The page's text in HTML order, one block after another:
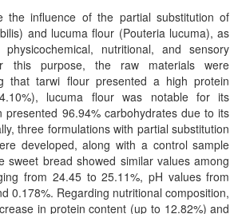
the influence of the partial substitution of
and lucuma flour (Pouteria lucuma), as
nutritional, and sensory
this purpose, the raw materials were
that tarwi flour presented a high protein
lucuma flour was notable for its
96.94% carbohydrates due to its
three formulations with partial substitution
developed, along with a control sample
sweet bread showed similar values among
from 24.45 to 25.11%, pH values from
0.178%. Regarding nutritional composition,
in protein content (up to 12.82%) and